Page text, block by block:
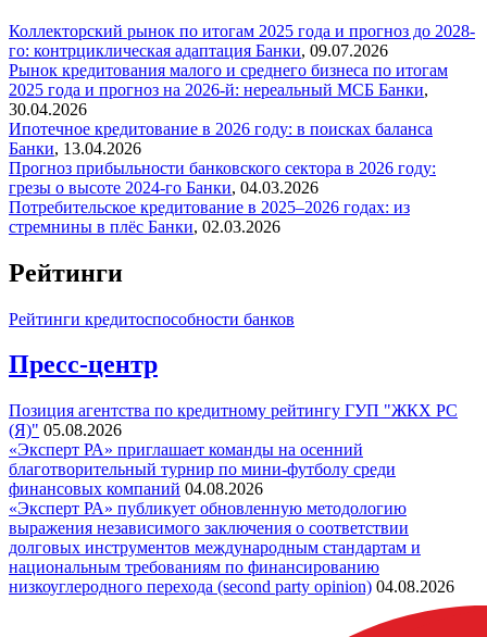
Коллекторский рынок по итогам 2025 года и прогноз до 2028-
го: контрциклическая адаптация Банки, 09.07.2026
Рынок кредитования малого и среднего бизнеса по итогам
2025 года и прогноз на 2026-й: нереальный МСБ Банки,
30.04.2026
Ипотечное кредитование в 2026 году: в поисках баланса
Банки, 13.04.2026
Прогноз прибыльности банковского сектора в 2026 году:
грезы о высоте 2024-го Банки, 04.03.2026
Потребительское кредитование в 2025–2026 годах: из
стремнины в плёс Банки, 02.03.2026
Рейтинги
Рейтинги кредитоспособности банков
Пресс-центр
Позиция агентства по кредитному рейтингу ГУП "ЖКХ РС
(Я)" 05.08.2026
«Эксперт РА» приглашает команды на осенний
благотворительный турнир по мини-футболу среди
финансовых компаний 04.08.2026
«Эксперт РА» публикует обновленную методологию
выражения независимого заключения о соответствии
долговых инструментов международным стандартам и
национальным требованиям по финансированию
низкоуглеродного перехода (second party opinion) 04.08.2026